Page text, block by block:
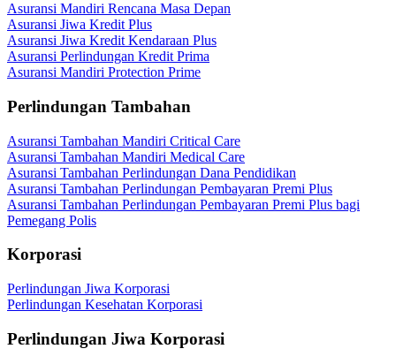
Asuransi Mandiri Rencana Masa Depan
Asuransi Jiwa Kredit Plus
Asuransi Jiwa Kredit Kendaraan Plus
Asuransi Perlindungan Kredit Prima
Asuransi Mandiri Protection Prime
Perlindungan Tambahan
Asuransi Tambahan Mandiri Critical Care
Asuransi Tambahan Mandiri Medical Care
Asuransi Tambahan Perlindungan Dana Pendidikan
Asuransi Tambahan Perlindungan Pembayaran Premi Plus
Asuransi Tambahan Perlindungan Pembayaran Premi Plus bagi
Pemegang Polis
Korporasi
Perlindungan Jiwa Korporasi
Perlindungan Kesehatan Korporasi
Perlindungan Jiwa Korporasi